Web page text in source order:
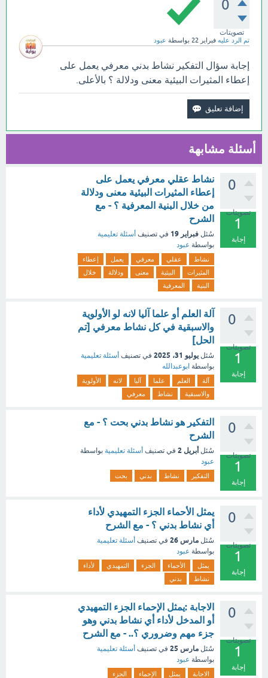
0
تصويتات
تم الرد عليه فبراير 22 بواسطة عبود
إجابة سؤال التفكير نشاط بدني معرفي يعمل على
إعطاء المثيرات البيئية معنى ودلالة ؟ بالأعلى.
أسئلة مشابهة
0
تصويتات
1
إجابة
نشاط عقلي معرفي يعمل على
إعطاء المثيرات البيئية معنى ودلالة
من خلال البنية المعرفية ؟ - مع
الشرح
سُئل فبراير 19 في تصنيف أسئلة تعليمية
بواسطة عبود
نشاط عقلي معرفي يعمل
إعطاء
المثيرات
البيئية معنى ودلالة
خلال
البنية
المعرفية
0
تصويتات
1
إجابة
آلة العلم أو علما آليا لانه لو الأولوية
والاسبقية في كل نشاط معرفي [تم
الحل]
سُئل يوليو 31، 2025 في تصنيف أسئلة تعليمية
بواسطة ابوعبدالله
آلة العلم علما آليا لانه
الأولوية
والاسبقية
نشاط معرفي
0
تصويتات
1
إجابة
التفكير هو نشاط بدني بحت ؟ - مع
الشرح
سُئل أبريل 2 في تصنيف أسئلة تعليمية بواسطة
عبود
التفكير نشاط بدني بحت
0
تصويتات
1
إجابة
يمثل الأحماء الجزء التمهيدي لأداء
أي نشاط بدني ؟ - مع الشرح
سُئل مارس 26 في تصنيف أسئلة تعليمية
بواسطة عبود
يمثل الأحماء الجزء التمهيدي
لأداء
نشاط
بدني
0
تصويتات
1
إجابة
الاجابة :يمثل الإحماء الجزء التمهيدي
أو المدخل لأداء أي نشاط بدني وهو
جزء مهم وضروري ؟.. - مع الشرح
سُئل مارس 25 في تصنيف أسئلة تعليمية
بواسطة عبود
الاجابة يمثل الإحماء
الجزء